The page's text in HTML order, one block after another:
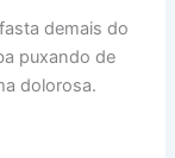
demais do
puxando de
dolorosa.